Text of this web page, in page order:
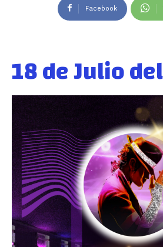
Facebook
18 de Julio